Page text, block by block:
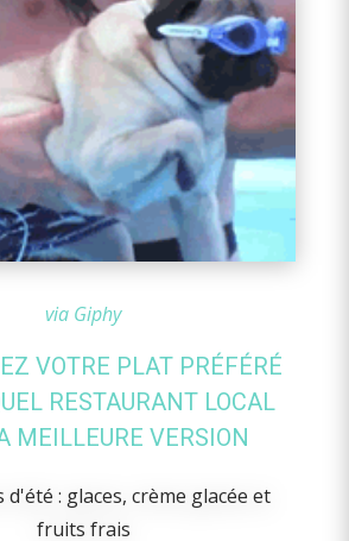
via Giphy
VOTRE PLAT PRÉFÉRÉ
RESTAURANT LOCAL
MEILLEURE VERSION